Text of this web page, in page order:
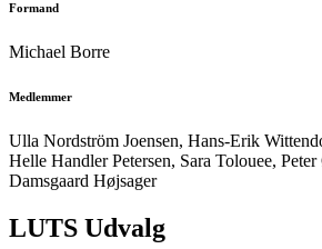
Formand
Michael Borre
Medlemmer
Ulla Nordström Joensen, Hans-Erik
Helle Handler Petersen, Sara Tolouee,
Damsgaard Højsager
LUTS Udvalg